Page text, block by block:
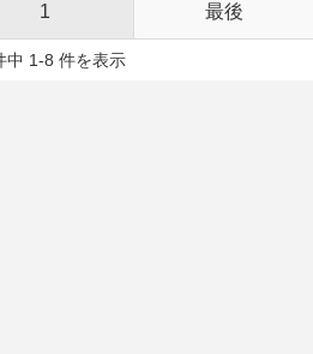
1 最後
中 1-8 件を表示